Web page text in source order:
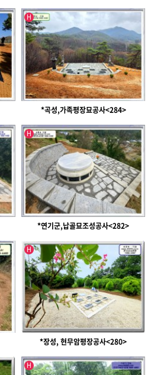
H
인기글
*곡성,가족평장묘공사<284>
H
인기글
*연기군,납골묘조성공사<282>
H
인기글
*장성, 현무암평장공사<280>
H
인기글